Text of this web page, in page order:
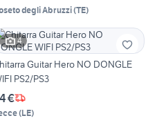
degli Abruzzi(TE)
4
Guitar Hero NO DONGLE
PS2/PS3
€
(LE)